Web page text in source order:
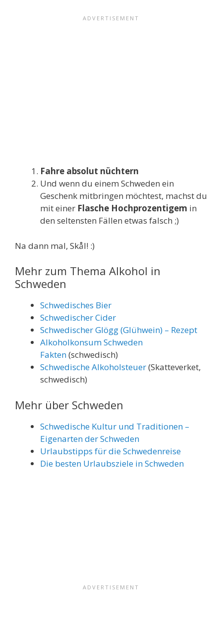
Fahre absolut nüchtern
Und wenn du einem Schweden ein
Geschenk mitbringen möchtest, machst du
mit einer Flasche Hochprozentigem in
den seltensten Fällen etwas falsch ;)
Na dann mal, Skål! :)
Mehr zum Thema Alkohol in
Schweden
Schwedisches Bier
Schwedischer Cider
Schwedischer Glögg (Glühwein) – Rezept
Alkoholkonsum Schweden
Fakten(schwedisch)
Schwedische Alkoholsteuer(Skatteverket,
schwedisch)
Mehr über Schweden
Schwedische Kultur und Traditionen –
Eigenarten der Schweden
Urlaubstipps für die Schwedenreise
Die besten Urlaubsziele in Schweden